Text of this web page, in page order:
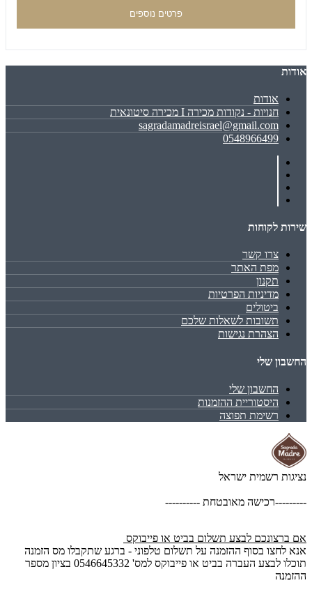
פרטים נוספים
אודות
אודות
חנויות - נקודות מכירה I מכירה סיטונאית
sagradamadreisrael@gmail.com
0548966499
שירות לקוחות
צרו קשר
מפת האתר
תקנון
מדיניות הפרטיות
ביטולים
תשובות לשאלות שלכם
הצהרת נגישות
החשבון שלי
החשבון שלי
היסטוריית ההזמנות
רשימת תפוצה
נציגות רשמית ישראל
---------רכישה מאובטחת ----------
אם ברצונכם לבצע תשלום בביט או פייבוקס
אנא לחצו בסוף ההזמנה על תשלום טלפוני - ברגע שתקבלו מס הזמנה
תוכלו לבצע העברה בביט או פייבוקס למס' 0546645332 בציון מספר
ההזמנה